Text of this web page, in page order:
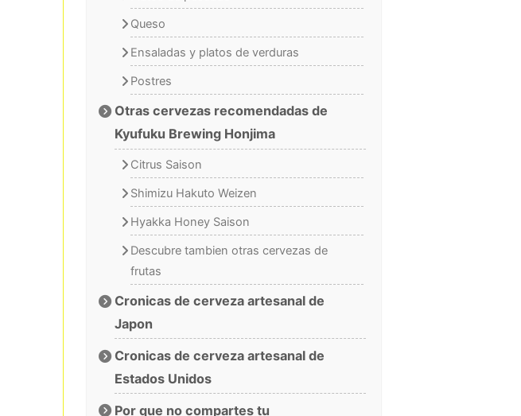
Queso
Ensaladas y platos de verduras
Postres
Otras cervezas recomendadas de
Kyufuku Brewing Honjima
Citrus Saison
Shimizu Hakuto Weizen
Hyakka Honey Saison
Descubre tambien otras cervezas de
frutas
Cronicas de cerveza artesanal de
Japon
Cronicas de cerveza artesanal de
Estados Unidos
Por que no compartes tu